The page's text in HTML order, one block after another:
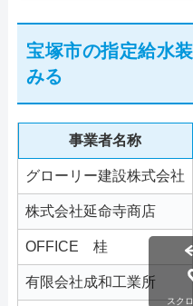
宝塚市の指定給水
みる
事業者名称
グローリー建設株式会社
株式会社延命寺商店
OFFICE 桂
有限会社成和工業所
スク